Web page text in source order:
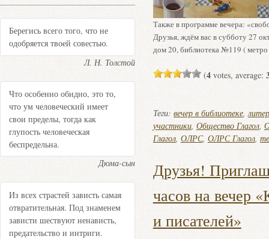
Также в программе вечера:
Друзья, ждём вас в субботу 27
дом 20, библиотека №119 (
(4votes, average:
Теги: вечер в библиотеке,
участники, Общество Глагол,
Глагол, ОЛРС, ОЛРС Глагол,
Друзья!
часов на вечер
и писателей»
Берегись всего того, что не
одобряется твоей совестью.
Л. Н. Толстой
Что особенно обидно, это то,
что ум человеческий имеет
свои пределы, тогда как
глупость человеческая
беспредельна.
Дюма-сын
Из всех страстей зависть самая
отвратительная. Под знаменем
зависти шествуют ненависть,
предательство и интриги.